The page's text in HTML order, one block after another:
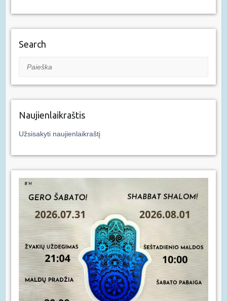
Search
Paieška
Naujienlaikraštis
Užsisakyti naujienlaikraštį